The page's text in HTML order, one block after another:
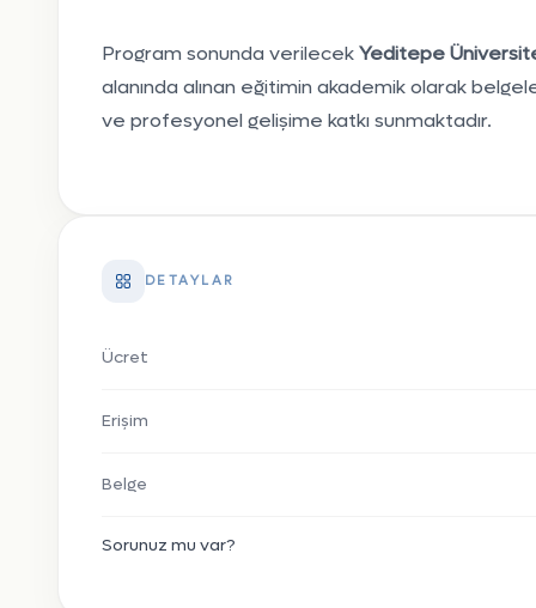
Program sonunda verilecekYeditepe
alanında alınan eğitimin akademik olarak
ve profesyonel gelişime katkı sunmaktadır.
DETAYLAR
Ücret
Erişim
Belge
Sorunuz mu var?